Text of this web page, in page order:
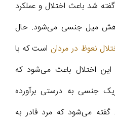
شد باعث اختلال و عملکرد
میل جنسی می‌شود. حال
نعوظ در مردان است که با
اختلال باعث می‌شود که
جنسی به درستی برآورده
گفته می‌شود که مرد قادر به